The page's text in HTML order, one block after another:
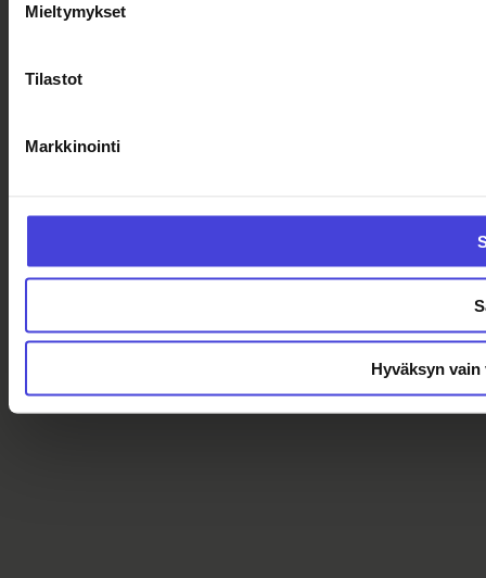
Mieltymykset
Tilastot
Markkinointi
Hyväksyn